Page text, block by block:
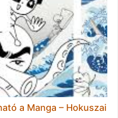
a Manga – Hokuszai